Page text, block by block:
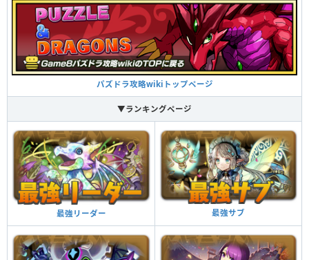
パズドラ攻略wikiトップページ
▼ランキングページ
最強リーダー 最強サブ